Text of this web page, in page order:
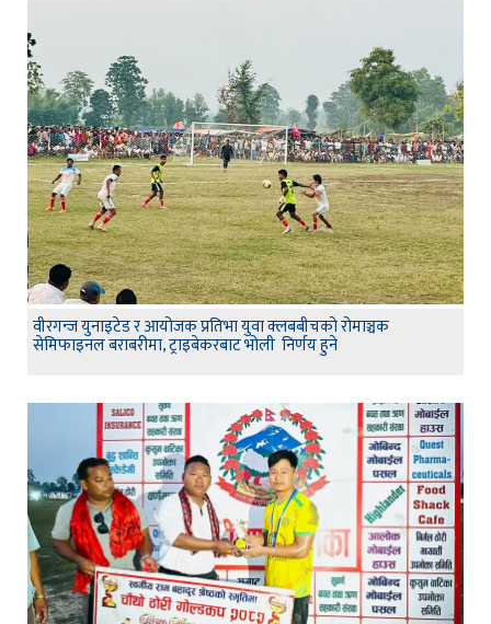
वीरगन्ज युनाइटेड र आयोजक प्रतिभा युवा क्लबबीचको रोमाञ्चक
सेमिफाइनल बराबरीमा, ट्राइबेकरबाट भोली निर्णय हुने